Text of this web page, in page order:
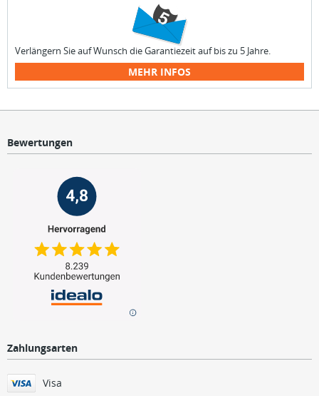
Verlängern Sie auf Wunsch die Garantiezeit auf bis zu 5 Jahre.
MEHR INFOS
Bewertungen
Zahlungsarten
Visa